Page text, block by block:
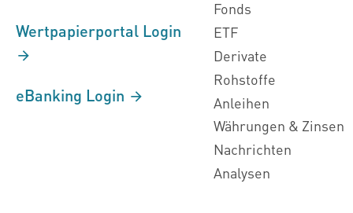
Wertpapierportal Login
eBanking Login
Fonds
ETF
Derivate
Rohstoffe
Anleihen
Währungen & Zinsen
Nachrichten
Analysen